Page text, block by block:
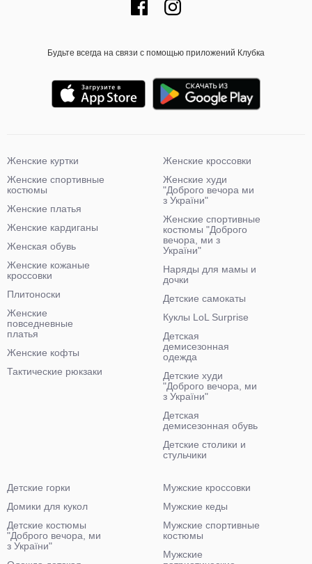
Будьте всегда на связи с помощью приложений Клубка
Женские куртки
Женские спортивные
костюмы
Женские платья
Женские кардиганы
Женская обувь
Женские кожаные
кроссовки
Плитоноски
Женские
повседневные
платья
Женские кофты
Тактические рюкзаки
Женские кроссовки
Женские худи
"Доброго вечора ми
з України"
Женские спортивные
костюмы "Доброго
вечора, ми з
України"
Наряды для мамы и
дочки
Детские самокаты
Куклы LoL Surprise
Детская
демисезонная
одежда
Детские худи
"Доброго вечора, ми
з України"
Детская
демисезонная обувь
Детские столики и
стульчики
Детские горки
Домики для кукол
Детские костюмы
"Доброго вечора, ми
з України"
Мужские кроссовки
Мужские кеды
Мужские спортивные
костюмы
Мужские